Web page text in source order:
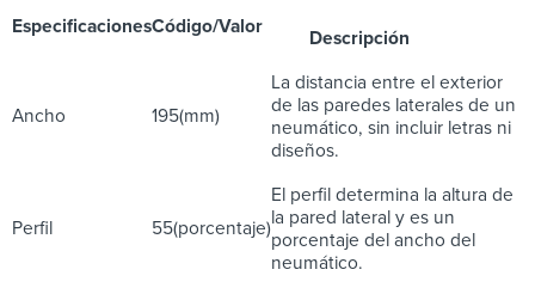
EspecificacionesCódigo/Valor
Descripción
Ancho 195(mm)
La distancia entre el exterior
de las paredes laterales de un
neumático, sin incluir letras ni
diseños.
Perfil 55(porcentaje)
El perfil determina la altura de
la pared lateral y es un
porcentaje del ancho del
neumático.